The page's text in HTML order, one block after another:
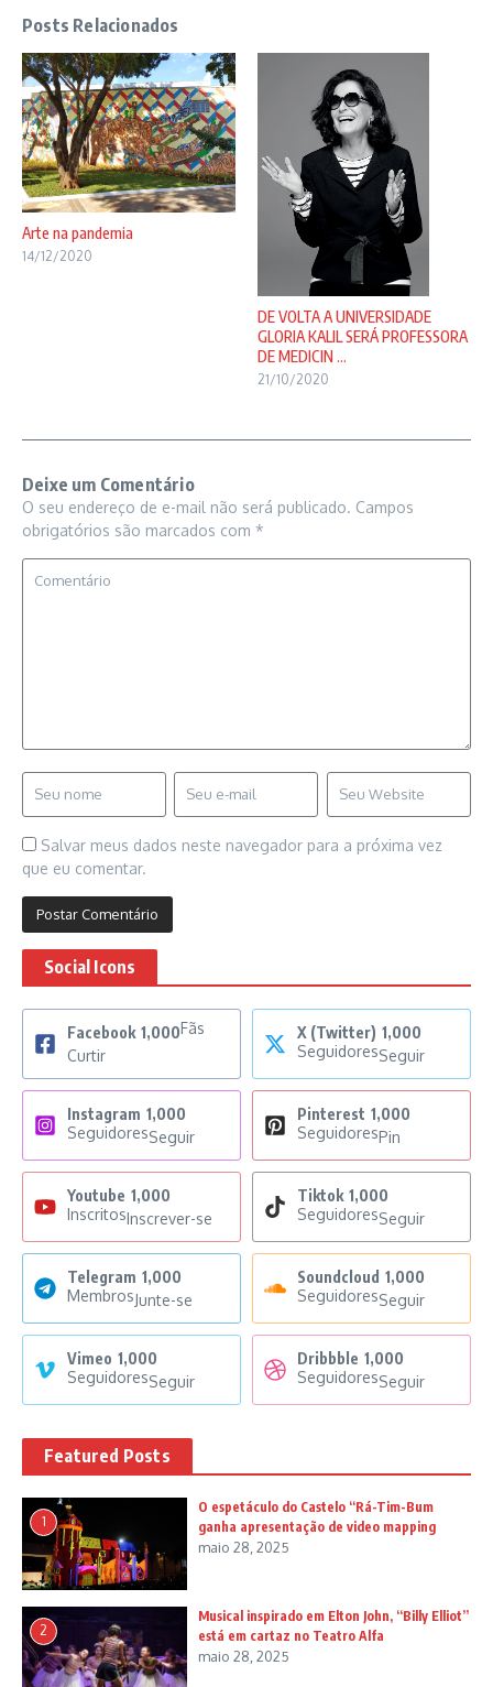
Posts Relacionados
Arte na pandemia
14/12/2020
DE VOLTA A UNIVERSIDADE
GLORIA KALIL SERÁ PROFESSORA
DE MEDICIN ...
21/10/2020
Deixe um Comentário
O seu endereço de e-mail não será publicado. Campos
obrigatórios são marcados com *
Salvar meus dados neste navegador para a próxima vez
que eu comentar.
Social Icons
Facebook 1,000Fãs
Curtir
X (Twitter) 1,000
SeguidoresSeguir
Instagram 1,000
SeguidoresSeguir
Pinterest 1,000
SeguidoresPin
Youtube 1,000
InscritosInscrever-se
Tiktok 1,000
SeguidoresSeguir
Telegram 1,000
MembrosJunte-se
Soundcloud 1,000
SeguidoresSeguir
Vimeo 1,000
SeguidoresSeguir
Dribbble 1,000
SeguidoresSeguir
Featured Posts
1
O espetáculo do Castelo “Rá-Tim-Bum
ganha apresentação de video mapping
maio 28, 2025
2
Musical inspirado em Elton John, “Billy Elliot”
está em cartaz no Teatro Alfa
maio 28, 2025